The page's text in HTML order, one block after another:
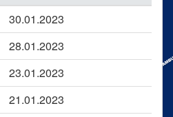
30.01.2023
28.01.2023
23.01.2023
21.01.2023